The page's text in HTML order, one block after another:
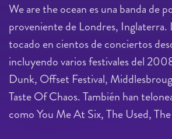
We are the ocean es una banda de
proveniente de Londres, Inglaterra.
tocado en cientos de conciertos
incluyendo varios festivales del
Dunk, Offset Festival,
Taste Of Chaos. También han
como You Me At Six, The Used,